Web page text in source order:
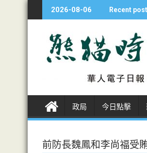
k
e
2026-08-06 Recent
啟打印設備國安調查 制裁7實體 8石油巨
政局 今日點擊
前防長魏鳳和李尚福受